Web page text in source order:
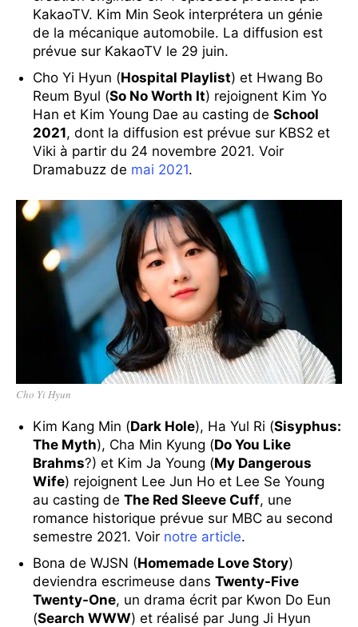
KakaoTV. Kim Min Seok interprétera un génie
de la mécanique automobile. La diffusion est
prévue sur KakaoTV le 29 juin.
Cho Yi Hyun (Hospital Playlist) et Hwang Bo
Reum Byul (So No Worth It) rejoignent Kim Yo
Han et Kim Young Dae au casting de School
2021, dont la diffusion est prévue sur KBS2 et
Viki à partir du 24 novembre 2021. Voir
Dramabuzz de mai 2021.
Cho Yi Hyun
Kim Kang Min (Dark Hole), Ha Yul Ri (Sisyphus:
The Myth), Cha Min Kyung (Do You Like
Brahms?) et Kim Ja Young (My Dangerous
Wife) rejoignent Lee Jun Ho et Lee Se Young
au casting de The Red Sleeve Cuff, une
romance historique prévue sur MBC au second
semestre 2021. Voir notre article.
Bona de WJSN (Homemade Love Story)
deviendra escrimeuse dans Twenty-Five
Twenty-One, un drama écrit par Kwon Do Eun
(Search WWW) et réalisé par Jung Ji Hyun